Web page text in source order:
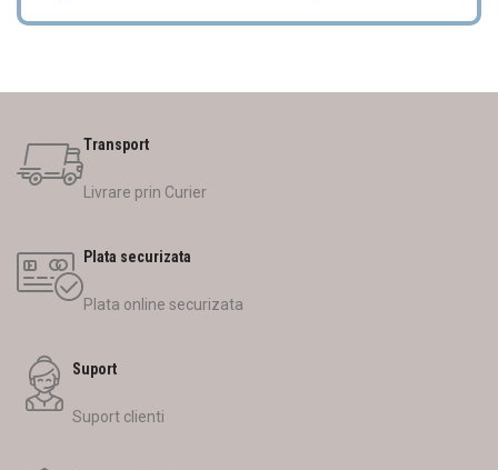
Transport
Livrare prin Curier
Plata securizata
Plata online securizata
Suport
Suport clienti